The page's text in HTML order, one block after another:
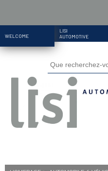
WELCOME
LISI
AUTOMOTIVE